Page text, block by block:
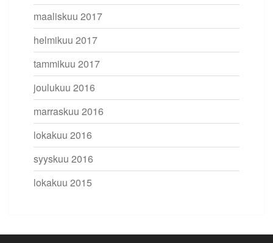
maaliskuu 2017
helmikuu 2017
tammikuu 2017
joulukuu 2016
marraskuu 2016
lokakuu 2016
syyskuu 2016
lokakuu 2015